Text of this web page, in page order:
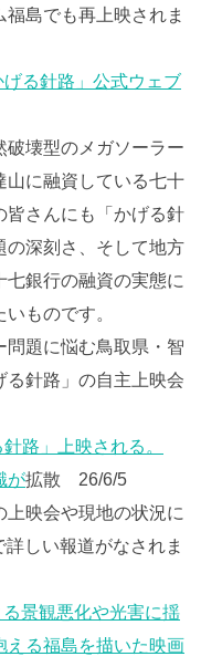
島でも再上映されま
げる針路」公式ウェブ
破壊型のメガソーラー
山に融資している七十
皆さんにも「かげる針
の深刻さ、そして地方
七銀行の融資の実態に
ものです。
題に悩む鳥取県・智
る針路」の自主上映会
路」上映される。
が拡散 26/6/5
映会や現地の状況に
しい報道がなされま
景観悪化や光害に揺
る福島を描いた映画